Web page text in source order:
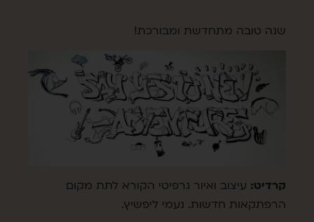
שנה טובה מתחדשת ומבורכת!
קרדיט: עיצוב ואיור גרפיטי הקורא לתת מקום
הרפתקאות חדשות. נעמי ליפשיץ.